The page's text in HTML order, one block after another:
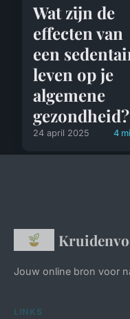
Wat zijn de
effecten van
een
leven op je
algemene
gezondheid?
24 april 2025 4
Jouw online bron voor
LINKS